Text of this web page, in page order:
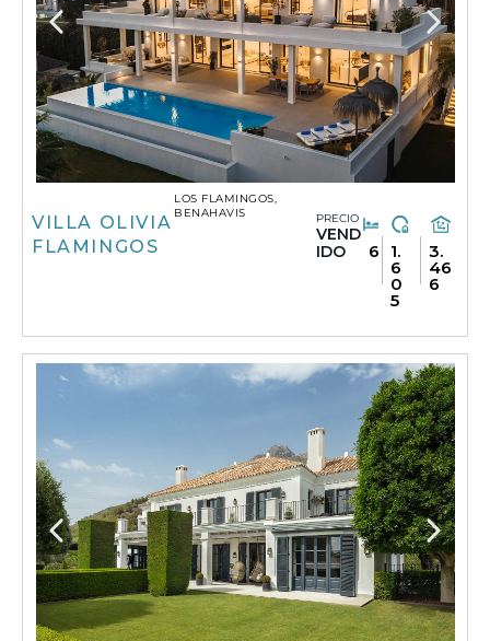
VILLA OLIVIA
FLAMINGOS
LOS FLAMINGOS,
BENAHAVIS
PRECIO
VEND
IDO
6 1.
6
0
5
3.
46
6